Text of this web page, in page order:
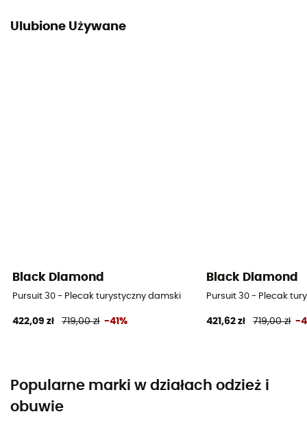
Ulubione Używane
Black Diamond
Pursuit 30 - Plecak turystyczny damski
422,09 zł 719,00 zł -41%
Black Diamond
Pursuit 30 - Plecak
421,62 zł 719,00 zł -
Popularne marki w działach odzież i
obuwie